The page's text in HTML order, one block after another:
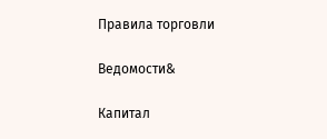
Правила торговли
Ведомости&
Капитал